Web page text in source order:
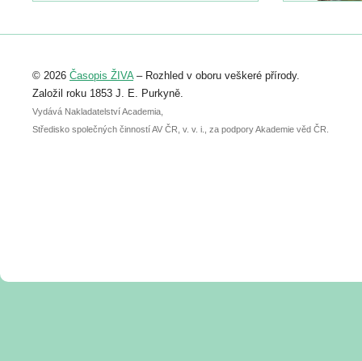
Registrovat se můžete do 6. září.
abstraktu přihlášené přednášky nebo
posteru je už 30. června.
© 2026 Časopis ŽIVA– Rozhled v oboru veškeré přírody.
Založil roku 1853 J. E. Purkyně.
Vydává Nakladatelství Academia,
Středisko společných činností AV ČR, v. v. i., za podpory Akademie věd ČR.